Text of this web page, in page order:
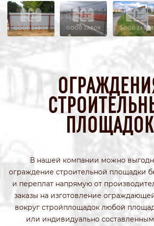
ПЛОЩАДОК
В нашей компании можно
ограждение строительной площадки
и переплат напрямую от
заказы на изготовление
вокруг стройплощадок любой
или индивидуально